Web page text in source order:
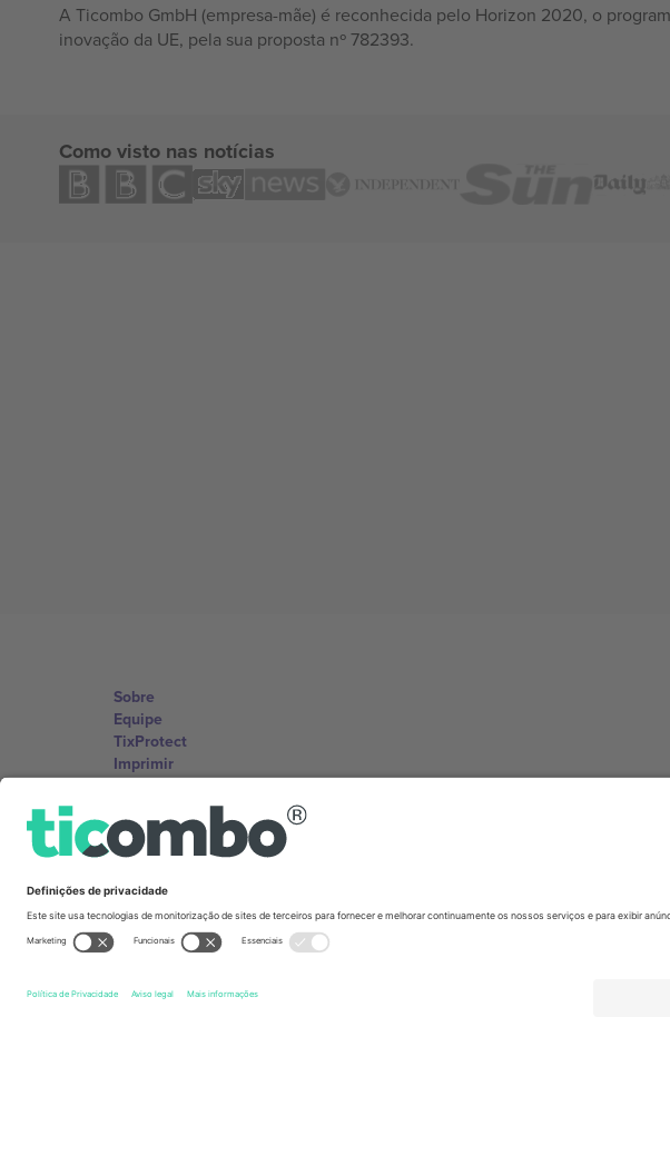
A Ticombo GmbH (empresa-mãe) é reconhecida pelo Horizon 2020, o
inovação da UE, pela sua proposta nº 782393.
Como visto nas notícias
Sobre
Equipe
TixProtect
Imprimir
Termos e Condições
Programa de afiliados